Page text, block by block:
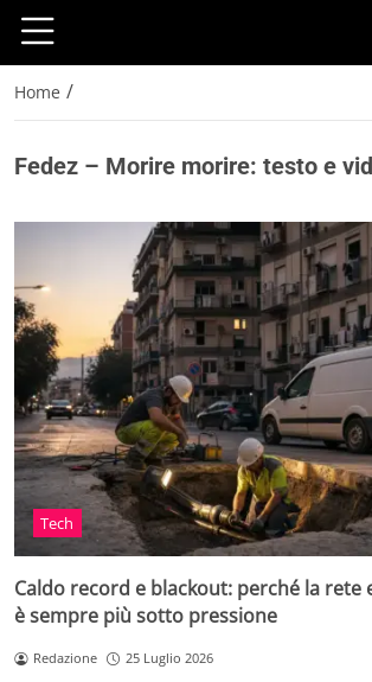
Home /
Fedez – Morire morire: testo e
Tech
Caldo record e blackout: perché la rete
è sempre più sotto pressione
Redazione 25 Luglio 2026